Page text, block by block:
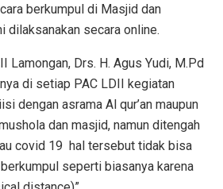
berkumpul di Masjid dan
dilaksanakan secara online.
Lamongan, Drs. H. Agus Yudi, M.Pd
di setiap PAC LDII kegiatan
dengan asrama Al qur’an maupun
dan masjid, namun ditengah
covid 19 hal tersebut tidak bisa
seperti biasanya karena